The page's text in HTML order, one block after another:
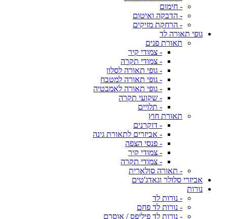
- חימום
- הדבקה ואיטום
- הרחקת מזיקים
גופי תאורה לד
תאורת פנים
- צמודי קיר
- צמודי תקרה
- גופי תאורה לסלון
- גופי תאורה למטבח
- גופי תאורה לאמבטיה
- שקועי תקרה
- תלויים
תאורת חוץ
- דוקרנים
- אביזרים לתאורת גינה
- פנסי הצפה
- צמודי קיר
- צמודי תקרה
- תאורה סולארית
אביזרי סלולר וגאדג'טים
נורות
- נורות לד
- נורות לד פחם
- נורות לד פיליפס / אוסרם